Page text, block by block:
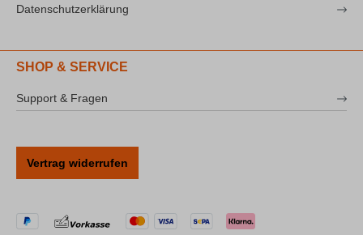
Datenschutzerklärung
SHOP & SERVICE
Support & Fragen
Vertrag widerrufen